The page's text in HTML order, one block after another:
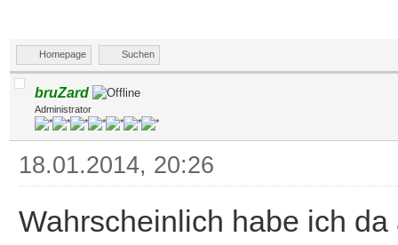
Homepage Suchen
bruZard
Administrator
18.01.2014, 20:26
Wahrscheinlich habe ich